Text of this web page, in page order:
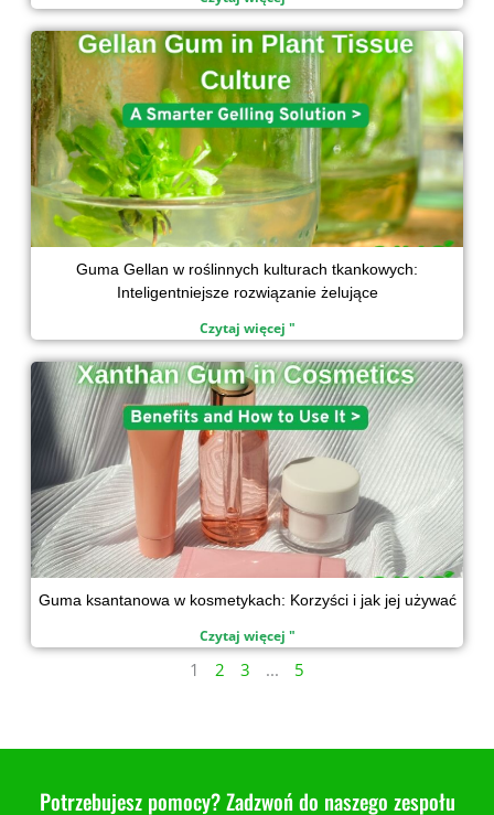
Guma Gellan w roślinnych kulturach tkankowych:
Inteligentniejsze rozwiązanie żelujące
Czytaj więcej "
Guma ksantanowa w kosmetykach: Korzyści i jak jej używać
Czytaj więcej "
1 2 3 ... 5
Potrzebujesz pomocy? Zadzwoń do naszego zespołu